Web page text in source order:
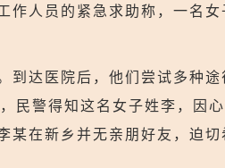
人员的紧急求助称，一名
达医院后，他们尝试多种
民警得知这名女子姓李，因
在新乡并无亲朋好友，迫切